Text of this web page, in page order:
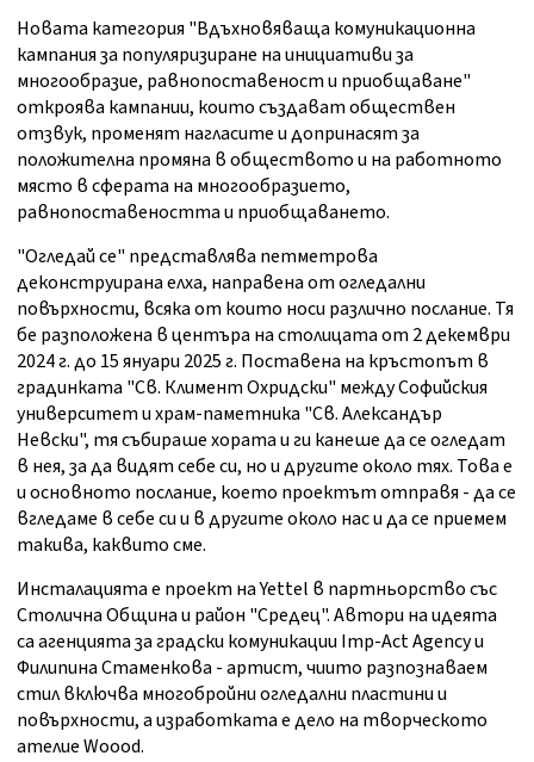
Новата категория "Вдъхновяваща комуникационна
кампания за популяризиране на инициативи за
многообразие, равнопоставеност и приобщаване"
откроява кампании, които създават обществен
отзвук, променят нагласите и допринасят за
положителна промяна в обществото и на работното
място в сферата на многообразието,
равнопоставеността и приобщаването.
"Огледай се" представлява петметрова
деконструирана елха, направена от огледални
повърхности, всяка от които носи различно послание. Тя
бе разположена в центъра на столицата от 2 декември
2024 г. до 15 януари 2025 г. Поставена на кръстопът в
градинката "Св. Климент Охридски" между Софийския
университет и храм-паметника "Св. Александър
Невски", тя събираше хората и ги канеше да се огледат
в нея, за да видят себе си, но и другите около тях. Това е
и основното послание, което проектът отправя - да се
вгледаме в себе си и в другите около нас и да се приемем
такива, каквито сме.
Инсталацията е проект на Yettel в партньорство със
Столична Община и район "Средец". Автори на идеята
са агенцията за градски комуникации Imp-Act Agency и
Филипина Стаменкова - артист, чиито разпознаваем
стил включва многобройни огледални пластини и
повърхности, а изработката е дело на творческото
ателие Woood.